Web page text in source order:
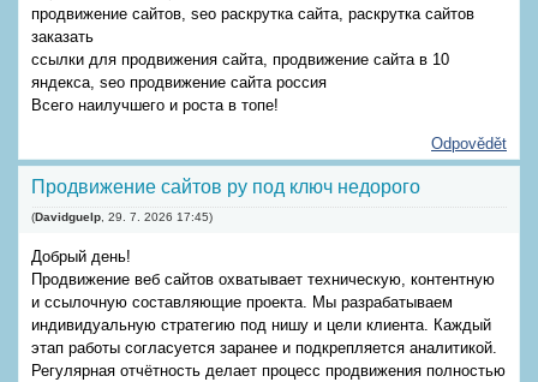
продвижение сайтов, seo раскрутка сайта, раскрутка сайтов
заказать
ссылки для продвижения сайта, продвижение сайта в 10
яндекса, seo продвижение сайта россия
Всего наилучшего и роста в топе!
Odpovědět
Продвижение сайтов ру под ключ недорого
(Davidguelp 29. 7. 2026 17:45)
Добрый день!
Продвижение веб сайтов охватывает техническую, контентную
и ссылочную составляющие проекта. Мы разрабатываем
индивидуальную стратегию под нишу и цели клиента. Каждый
этап работы согласуется заранее и подкрепляется аналитикой.
Регулярная отчётность делает процесс продвижения полностью